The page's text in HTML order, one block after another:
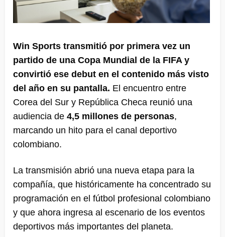
Win Sports transmitió por primera vez un
partido de una Copa Mundial de la FIFA y
convirtió ese debut en el contenido más visto
del año en su pantalla. El encuentro entre
Corea del Sur y República Checa reunió una
audiencia de 4,5 millones de personas,
marcando un hito para el canal deportivo
colombiano.
La transmisión abrió una nueva etapa para la
compañía, que históricamente ha concentrado su
programación en el fútbol profesional colombiano
y que ahora ingresa al escenario de los eventos
deportivos más importantes del planeta.